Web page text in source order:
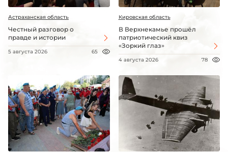
Астраханская область
Честный разговор о
правде и истории
5 августа 2026 65
Кировская область
В Верхнекамье прошёл
патриотический квиз
«Зоркий глаз»
4 августа 2026 78